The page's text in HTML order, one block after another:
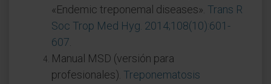
«Endemic treponemal diseases». Trans R
Soc Trop Med Hyg. 2014;108(10):601-
607
Manual MSD (versión para
profesionales). Treponematosis